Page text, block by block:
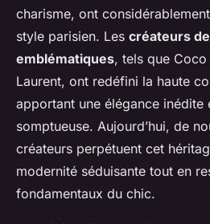
charisme, ont
style parisien. Les créateurs
emblématiques, tels que
Laurent, ont redéfini la haute
apportant une élégance inédite
somptueuse. Aujourd’hui, de
créateurs perpétuent cet
modernité séduisante tout en
fondamentaux du chic.